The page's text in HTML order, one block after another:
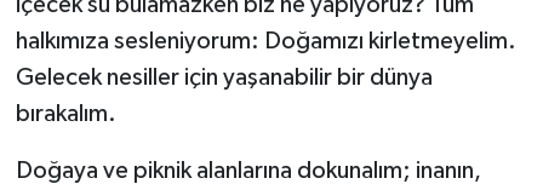
halkımıza sesleniyorum: Doğamızı kirletmeyelim.
Gelecek nesiller için yaşanabilir bir dünya
bırakalım.
Doğaya ve piknik alanlarına dokunalım; inanın,